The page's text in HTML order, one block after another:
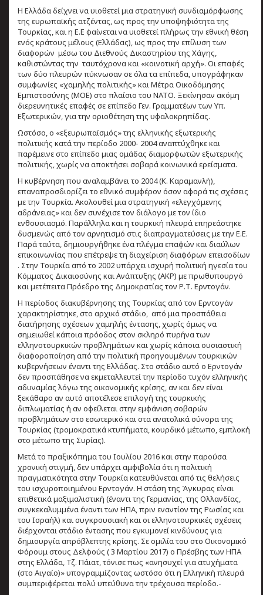
Η Ελλάδα δείχνει να υιοθετεί μια στρατηγική συνδιαμόρφωσης
της ευρωπαϊκής ατζέντας, ως προς την υποψηφιότητα της
Τουρκίας, και η Ε.Ε φαίνεται να υιοθετεί πλήρως την εθνική θέση
ενός κράτους μέλους (Ελλάδας), ως προς την επίλυση των
διαφορών μέσω του Διεθνούς Δικαστηρίου της Χάγης,
καθιστώντας την ταυτόχρονα και «κοινοτική αρχή». Οι επαφές
των δύο πλευρών πύκνωσαν σε όλα τα επίπεδα, υπογράφηκαν
συμφωνίες «χαμηλής πολιτικής» και Μέτρα Οικοδόμησης
Εμπιστοσύνης (ΜΟΕ) στο πλαίσιο του ΝΑΤΟ. Ξεκίνησαν ακόμη
διερευνητικές επαφές σε επίπεδο Γεν. Γραμματέων των Υπ.
Εξωτερικών, για την οριοθέτηση της υφαλοκρηπίδας.
Ωστόσο, ο «εξευρωπαϊσμός» της ελληνικής εξωτερικής
πολιτικής κατά την περίοδο 2000- 2004 αναπτύχθηκε και
παρέμεινε στο επίπεδο μιας ομάδας διαμορφωτών εξωτερικής
πολιτικής, χωρίς να αποκτήσει σοβαρά κοινωνικά ερείσματα.
Η κυβέρνηση που αναλαμβάνει το 2004 (Κ. Καραμανλή),
επαναπροσδιορίζει το εθνικό συμφέρον όσον αφορά τις σχέσεις
με την Τουρκία. Ακολουθεί μια στρατηγική «ελεγχόμενης
αδράνειας» και δεν συνέχισε τον διάλογο με τον ίδιο
ενθουσιασμό. Παράλληλα και η τουρκική πλευρά επηρεάστηκε
δυσμενώς από τον αρνητισμό στις διαπραγματεύσεις με την Ε.Ε.
Παρά ταύτα, δημιουργήθηκε ένα πλέγμα επαφών και διαύλων
επικοινωνίας που επέτρεψε τη διαχείριση διαφόρων επεισοδίων
. Στην Τουρκία από το 2002 υπάρχει ισχυρή πολιτική ηγεσία του
Κόμματος Δικαιοσύνης και Ανάπτυξης (ΑΚΡ) με πρωθυπουργό
και μετέπειτα Πρόεδρο της Δημοκρατίας τον Ρ.Τ. Ερντογάν.
Η περίοδος διακυβέρνησης της Τουρκίας από τον Ερντογάν
χαρακτηρίστηκε, στο αρχικό στάδιο, από μια προσπάθεια
διατήρησης σχέσεων χαμηλής έντασης, χωρίς όμως να
σημειωθεί κάποια πρόοδος στον σκληρό πυρήνα των
ελληνοτουρκικών προβλημάτων και χωρίς κάποια ουσιαστική
διαφοροποίηση από την πολιτική προηγουμένων τουρκικών
κυβερνήσεων έναντι της Ελλάδας. Στο στάδιο αυτό ο Ερντογάν
δεν προσπάθησε να εκμεταλλευτεί την περίοδο τυχόν ελληνικής
αδυναμίας λόγω της οικονομικής κρίσης, αν και δεν είναι
ξεκάθαρο αν αυτό αποτέλεσε επιλογή της τουρκικής
διπλωματίας ή αν οφείλεται στην εμφάνιση σοβαρών
προβλημάτων στο εσωτερικό και στα ανατολικά σύνορα της
Τουρκίας (τρομοκρατικά κτυπήματα, κουρδικό μέτωπο, εμπλοκή
στο μέτωπο της Συρίας).
Μετά το πραξικόπημα του Ιουλίου 2016 και στην παρούσα
χρονική στιγμή, δεν υπάρχει αμφιβολία ότι η πολιτική
πραγματικότητα στην Τουρκία κατευθύνεται από τις θελήσεις
του ισχυροποιημένου Ερντογάν. Η στάση της Άγκυρας είναι
επιθετικά μαξιμαλιστική (έναντι της Γερμανίας, της Ολλανδίας,
συγκεκαλυμμένα έναντι των ΗΠΑ, πριν εναντίον της Ρωσίας και
του Ισραήλ) και συγκρουσιακή και οι ελληνοτουρκικές σχέσεις
διέρχονται στάδιο έντασης που εγκυμονεί κινδύνους για
δημιουργία απρόβλεπτης κρίσης. Σε ομιλία του στο Οικονομικό
Φόρουμ στους Δελφούς ( 3 Μαρτίου 2017) ο Πρέσβης των ΗΠΑ
στης Ελλάδα, Τζ. Πάιατ, τόνισε πως «ανησυχεί για ατυχήματα
(στο Αιγαίο)» υπογραμμίζοντας ωστόσο ότι η Ελληνική πλευρά
συμπεριφέρεται πολύ υπεύθυνα την τρέχουσα περίοδο.-